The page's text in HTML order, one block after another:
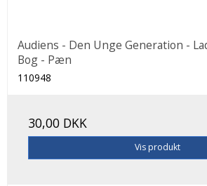
Audiens - Den Unge Generation -
Bog - Pæn
110948
30,00 DKK
Vis produkt